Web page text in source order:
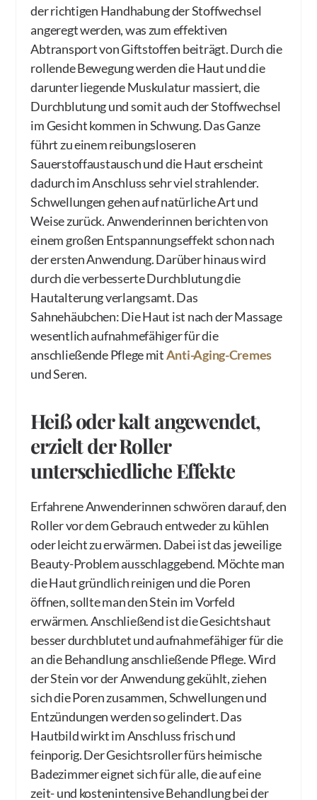
der richtigen Handhabung der Stoffwechsel
angeregt werden, was zum effektiven
Abtransport von Giftstoffen beiträgt. Durch die
rollende Bewegung werden die Haut und die
darunter liegende Muskulatur massiert, die
Durchblutung und somit auch der Stoffwechsel
im Gesicht kommen in Schwung. Das Ganze
führt zu einem reibungsloseren
Sauerstoffaustausch und die Haut erscheint
dadurch im Anschluss sehr viel strahlender.
Schwellungen gehen auf natürliche Art und
Weise zurück. Anwenderinnen berichten von
einem großen Entspannungseffekt schon nach
der ersten Anwendung. Darüber hinaus wird
durch die verbesserte Durchblutung die
Hautalterung verlangsamt. Das
Sahnehäubchen: Die Haut ist nach der Massage
wesentlich aufnahmefähiger für die
anschließende Pflege mitAnti-Aging-Cremes
und Seren.
Heiß oder kalt angewendet,
erzielt der Roller
unterschiedliche Effekte
Erfahrene Anwenderinnen schwören darauf, den
Roller vor dem Gebrauch entweder zu kühlen
oder leicht zu erwärmen. Dabei ist das jeweilige
Beauty-Problem ausschlaggebend. Möchte man
die Haut gründlich reinigen und die Poren
öffnen, sollte man den Stein im Vorfeld
erwärmen. Anschließend ist die Gesichtshaut
besser durchblutet und aufnahmefähiger für die
an die Behandlung anschließende Pflege. Wird
der Stein vor der Anwendung gekühlt, ziehen
sich die Poren zusammen, Schwellungen und
Entzündungen werden so gelindert. Das
Hautbild wirkt im Anschluss frisch und
feinporig. Der Gesichtsroller fürs heimische
Badezimmer eignet sich für alle, die auf eine
zeit- und kostenintensive Behandlung bei der